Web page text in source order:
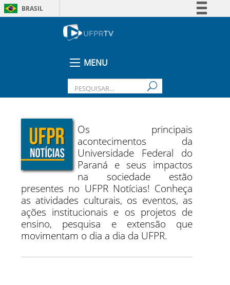
BRASIL
Legislação
MENU
Os principais
acontecimentos da
Universidade Federal do
Paraná e seus impactos
na sociedade estão
presentes no UFPR Notícias! Conheça
as atividades culturais, os eventos, as
ações institucionais e os projetos de
ensino, pesquisa e extensão que
movimentam o dia a dia da UFPR.